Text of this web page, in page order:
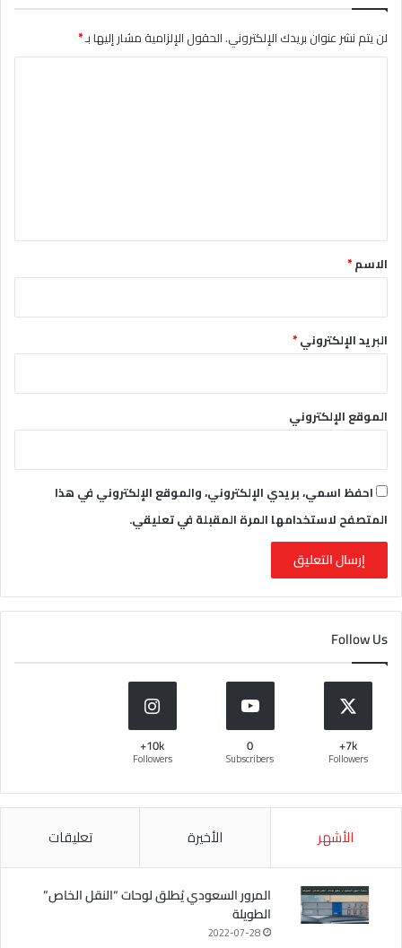
لن يتم نشر عنوان بريدك الإلكتروني.الحقول الإلزامية مشار إليها بـ*
*الاسم*
البريد الإلكتروني*
الموقع الإلكتروني
احفظ اسمي، بريدي الإلكتروني، والموقع الإلكتروني في هذا
المتصفح لاستخدامها المرة المقبلة في تعليقي.
Follow Us
7k+
Followers
0
Subscribers
10k+
Followers
الأشهر الأخيرة تعليقات
المرور السعودي يُطلق لوحات “النقل الخاص”
الطويلة
2022-07-28